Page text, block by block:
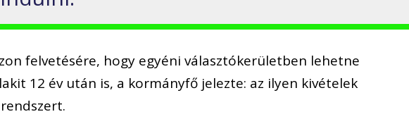
felvetésére, hogy egyéni választókerületben lehetne
12 év után is, a kormányfő jelezte: az ilyen kivételek